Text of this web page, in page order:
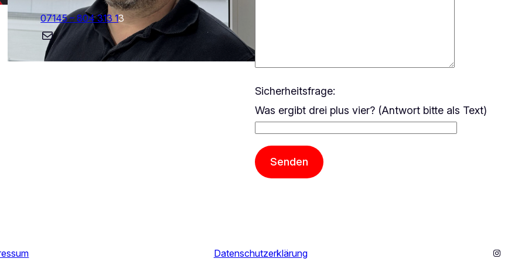
07145 – 804 313 13
E-Mail
Sicherheitsfrage:
Was ergibt drei plus vier? (Antwort bitte als Text)
Datenschutzerklärung